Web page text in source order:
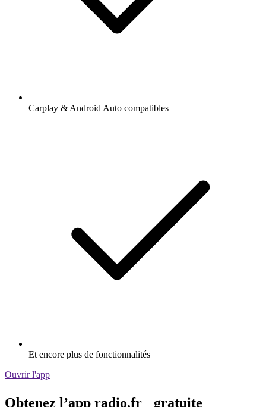
Carplay & Android Auto compatibles
Et encore plus de fonctionnalités
Ouvrir l'app
Obtenez l’app radio.fr gratuite